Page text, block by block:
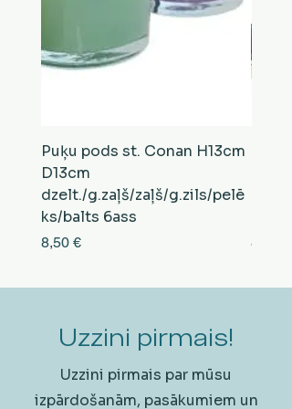
Puķu pods st. Conan H13cm
D13cm
dzelt./g.zaļš/zaļš/g.zils/pelē
ks/balts 6ass
Cena
8,50 € Cena
8,50 €
Uzzini pirmais!
Uzzini pirmais par mūsu
izpārdošanām, pasākumiem un